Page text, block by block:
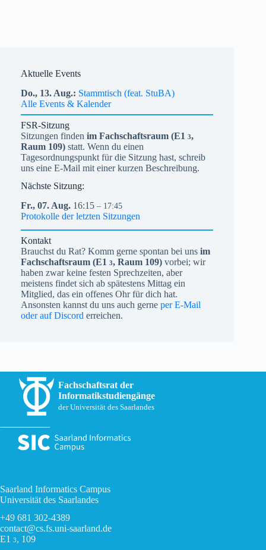
Aktuelle Events
Do., 13. Aug. Stammtisch (feat. StuBA)
Alle Events & Kalender
FSR-Sitzung
Sitzungen finden im Fachschaftsraum (E1 3,
Raum 109) statt. Wenn du einen
Tagesordnungspunkt für die Sitzung hast, schreib
uns eine E-Mail mit einer kurzen Beschreibung.
Nächste Sitzung:
Fr., 07. Aug. 16:15 – 17:45
Protokolle der letzten Sitzungen
Kontakt
Brauchst du Rat? Komm gerne spontan bei uns im
Fachschaftsraum (E1 3, Raum 109) vorbei; wir
haben zwar keine festen Sprechzeiten, aber
meistens findet sich ab spätestens Mittag ein
Mitglied, das ein offenes Ohr für dich hat.
Ansonsten kannst du uns auch gerne per E-Mail
oder auf Discord erreichen.
Fachschaftsrat der
Informatikstudiengänge
der Universität des Saarlandes
Saarland Informatics Campus
Universität des Saarlandes
+49 681 302-4389
contact@cs.fs.uni-saarland.de
E1 3, 109